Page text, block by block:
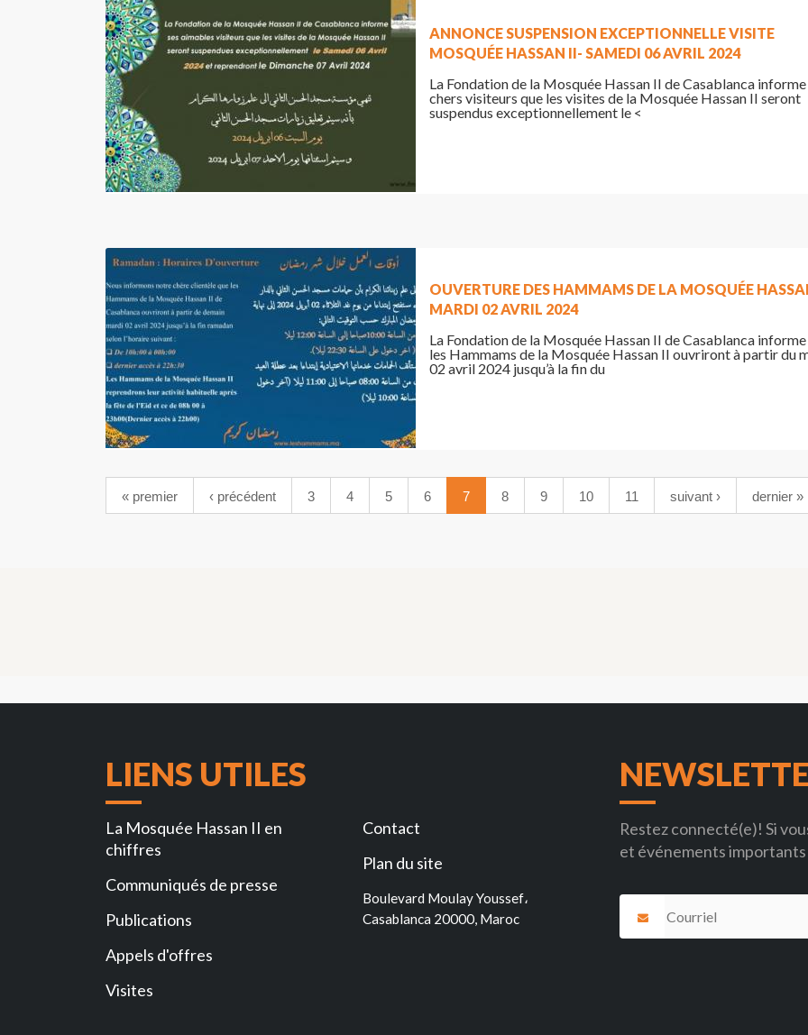
ANNONCE SUSPENSION EXCEPTIONNELLE VISITE
MOSQUÉE HASSAN II- SAMEDI 06 AVRIL 2024
La Fondation de la Mosquée Hassan II de Casablanca informe
chers visiteurs que les visites de la Mosquée Hassan II seront
suspendus exceptionnellement le <
OUVERTURE DES HAMMAMS DE LA MOSQUÉE
MARDI 02 AVRIL 2024
La Fondation de la Mosquée Hassan II de Casablanca
les Hammams de la Mosquée Hassan II ouvriront à partir du
02 avril 2024 jusqu’à la fin du
« premier ‹ précédent
3
4 5 6 7 8 9 10 11
suivant ›
dernier »
LIENS UTILES
La Mosquée Hassan II en
chiffres
Communiqués de presse
Publications
Appels d'offres
Visites
Contact
Plan du site
Boulevard Moulay Youssef،
Casablanca 20000, Maroc
Restez connecté(e)! Si
et événements